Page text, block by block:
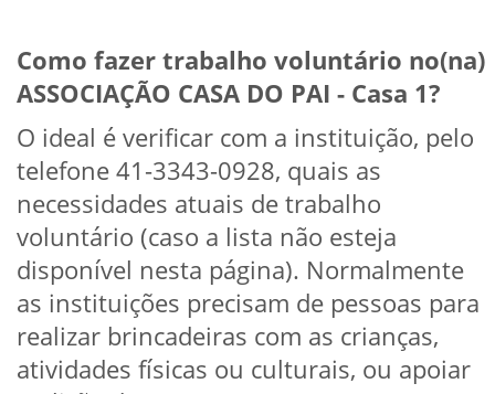
Como fazer trabalho voluntário no(na)
ASSOCIAÇÃO CASA DO PAI - Casa 1?
O ideal é verificar com a instituição, pelo
telefone 41-3343-0928, quais as
necessidades atuais de trabalho
voluntário (caso a lista não esteja
disponível nesta página). Normalmente
as instituições precisam de pessoas para
realizar brincadeiras com as crianças,
atividades físicas ou culturais, ou apoiar